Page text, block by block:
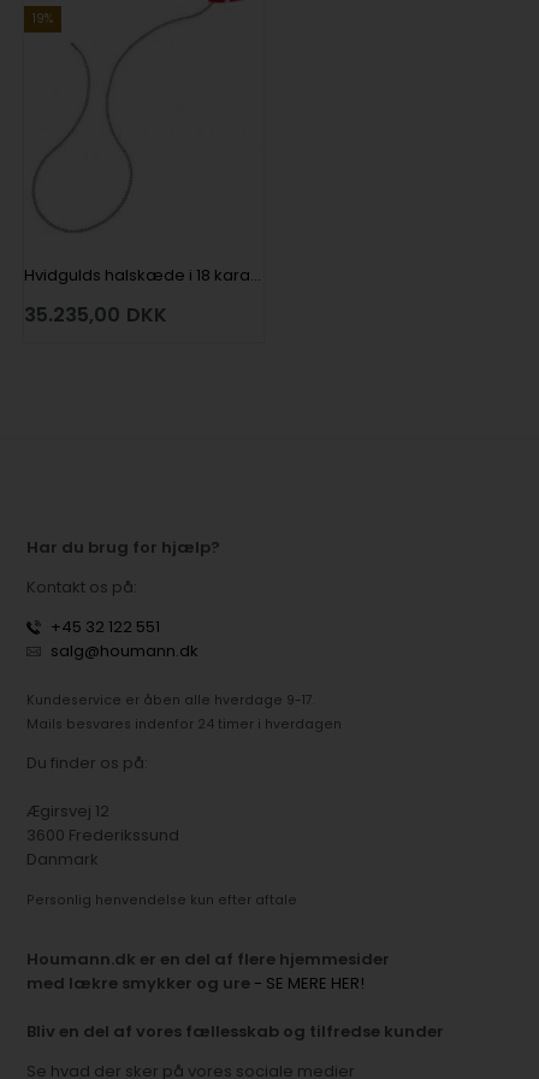
19%
Hvidgulds halskæde i 18 karat med 92 stk 0,01 ct Wesselton VS/SI brillanter, 42 cm
35.235,00 DKK
Har du brug for hjælp?
Kontakt os på:
+45 32 122 551
salg@houmann.dk
Kundeservice er åben alle hverdage 9-17.
Mails besvares indenfor 24 timer i hverdagen
Du finder os på:
Ægirsvej 12
3600 Frederikssund
Danmark
Personlig henvendelse kun efter aftale
Houmann.dk er en del af flere hjemmesider
med lækre smykker og ure - SE MERE HER!
Bliv en del af vores fællesskab og tilfredse kunder
Se hvad der sker på vores sociale medier